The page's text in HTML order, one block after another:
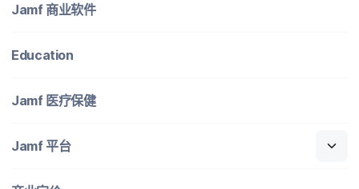
Jamf 商业​软件
Education
Jamf 医​疗​保健
Jamf平台